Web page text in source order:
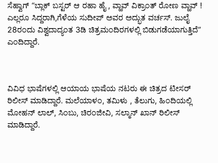
ಸೆಹ್ವಾಗ್ “ಬ್ಲಾಕ್ ಬಸ್ಟರ್ ಆ ರಹಾ ಹೈ , ವ್ಹಾವ್ ವಿಕ್ರಾಂತ್ ರೋಣ ವ್ಹಾವ್ !
ಎಲ್ಲರೂ ಸಿದ್ದರಾಗಿ,ಗೆಳೆಯ ಸುದೀಪ್ ಅವರ ಅದ್ಭುತ ವರ್ಚಸ್.‌ ಜುಲೈ
28ರಂದು ವಿಶ್ವದಾದ್ಯಂತ 3ಡಿ ಚಿತ್ರಮಂದಿರಗಳಲ್ಲಿ ಬಿಡುಗಡೆಯಾಗುತ್ತಿದೆ”
ಎಂದಿದ್ದಾರೆ.
ವಿವಿಧ ಭಾಷೆಗಳಲ್ಲಿ ಆಯಾಯ ಭಾಷೆಯ ನಟರು ಈ ಚಿತ್ರದ ಟೀಸರ್
ರಿಲೀಸ್ ಮಾಡಿದ್ದಾರೆ. ಮಲೆಯಾಳಂ, ತಮಿಳು , ತೆಲುಗು, ಹಿಂದಿಯಲ್ಲಿ
ಮೋಹನ್ ಲಾಲ್, ಸಿಂಬು, ಚಿರಂಜೀವಿ, ಸಲ್ಮಾನ್ ಖಾನ್ ರಿಲೀಸ್
ಮಾಡಿದ್ದಾರೆ.